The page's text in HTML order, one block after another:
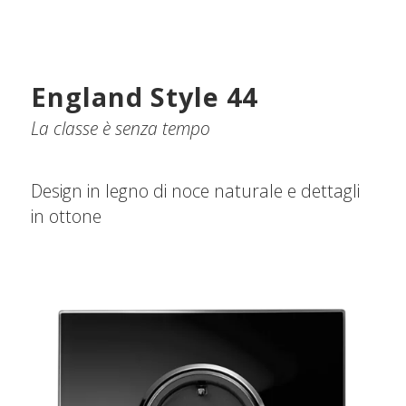
England Style 44
La classe è senza tempo
Design in legno di noce naturale e dettagli
in ottone